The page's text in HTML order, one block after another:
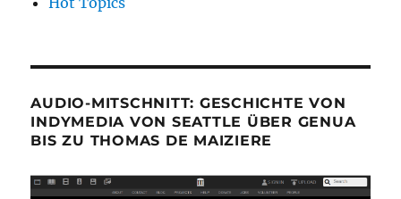
AUDIO-MITSCHNITT: GESCHICHTE VON
INDYMEDIA VON SEATTLE ÜBER GENUA
BIS ZU THOMAS DE MAIZIERE